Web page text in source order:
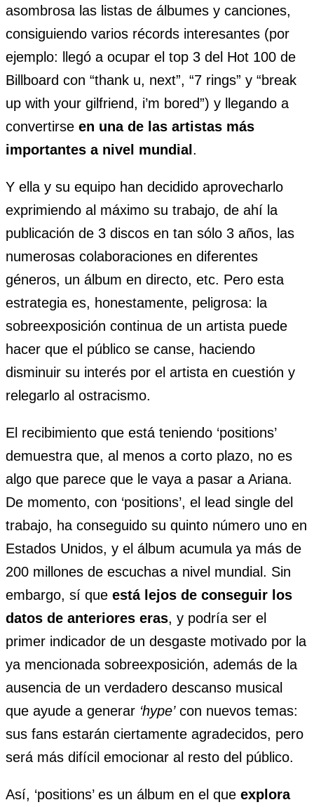
asombrosa las listas de álbumes y canciones,
consiguiendo varios récords interesantes (por
ejemplo: llegó a ocupar el top 3 del Hot 100 de
Billboard con “thank u, next”, “7 rings” y “break
up with your gilfriend, i’m bored”) y llegando a
convertirse en una de las artistas más
importantes a nivel mundial.
Y ella y su equipo han decidido aprovecharlo
exprimiendo al máximo su trabajo, de ahí la
publicación de 3 discos en tan sólo 3 años, las
numerosas colaboraciones en diferentes
géneros, un álbum en directo, etc. Pero esta
estrategia es, honestamente, peligrosa: la
sobreexposición continua de un artista puede
hacer que el público se canse, haciendo
disminuir su interés por el artista en cuestión y
relegarlo al ostracismo.
El recibimiento que está teniendo ‘positions’
demuestra que, al menos a corto plazo, no es
algo que parece que le vaya a pasar a Ariana.
De momento, con ‘positions’, el lead single del
trabajo, ha conseguido su quinto número uno en
Estados Unidos, y el álbum acumula ya más de
200 millones de escuchas a nivel mundial. Sin
embargo, sí que está lejos de conseguir los
datos de anteriores eras, y podría ser el
primer indicador de un desgaste motivado por la
ya mencionada sobreexposición, además de la
ausencia de un verdadero descanso musical
que ayude a generar ‘hype’con nuevos temas:
sus fans estarán ciertamente agradecidos, pero
será más difícil emocionar al resto del público.
Así, ‘positions’ es un álbum en el que explora